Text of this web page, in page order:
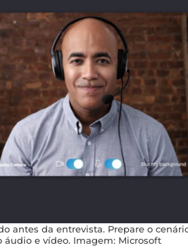
antes da entrevista. Prepare o
e vídeo. Imagem: Microsoft